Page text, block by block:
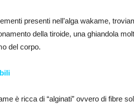
presenti nell’alga wakame,
della tiroide, una ghiandola
del corpo.
è ricca di “alginati” ovvero di fibre